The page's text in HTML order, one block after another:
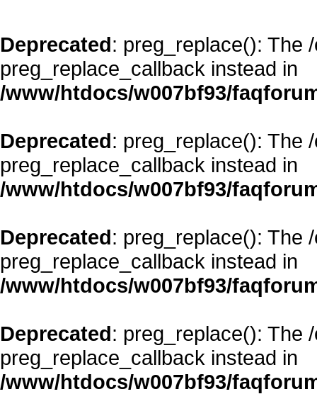
Deprecated: preg_replace(): The
preg_replace_callback instead in
/www/htdocs/w007bf93/
Deprecated: preg_replace(): The
preg_replace_callback instead in
/www/htdocs/w007bf93/
Deprecated: preg_replace(): The
preg_replace_callback instead in
/www/htdocs/w007bf93/
Deprecated: preg_replace(): The
preg_replace_callback instead in
/www/htdocs/w007bf93/